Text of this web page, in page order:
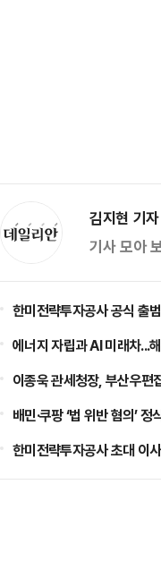
김지현 기
기사 모아
한미전략투자공사 공식 출
에너지 자립과 AI 미래차...
이종욱 관세청장, 부산우편
배민·쿠팡 ‘법 위반 혐의’
한미전략투자공사 초대 이